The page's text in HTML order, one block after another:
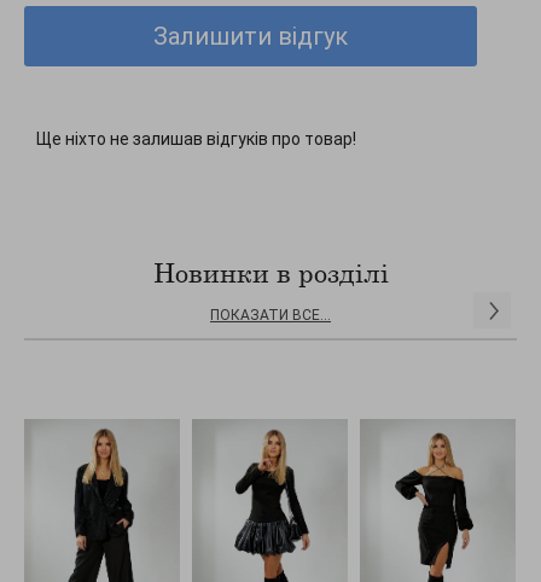
Залишити відгук
Ще ніхто не залишав відгуків про товар!
Новинки в розділі
ПОКАЗАТИ ВСЕ...